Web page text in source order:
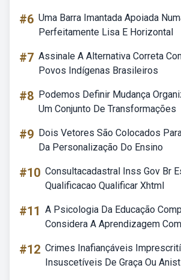
#6 Uma Barra Imantada Apoiada
Perfeitamente Lisa E Horizontal
#7 Assinale A Alternativa Correta
Povos Indígenas Brasileiros
#8 Podemos Definir Mudança
Um Conjunto De Transformações
#9 Dois Vetores São Colocados
Da Personalização Do Ensino
#10 Consultacadastral Inss Gov Br
Qualificacao Qualificar Xhtml
#11 A Psicologia Da Educação
Considera A Aprendizagem
#12 Crimes Inafiançáveis
Insuscetíveis De Graça Ou